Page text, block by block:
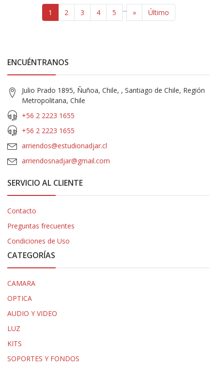
1 2 3 4 5 ... » Último
ENCUÉNTRANOS
Julio Prado 1895, Ñuñoa, Chile, , Santiago de Chile, Región
Metropolitana, Chile
+56 2 2223 1655
+56 2 2223 1655
arriendos@estudionadjar.cl
arriendosnadjar@gmail.com
SERVICIO AL CLIENTE
Contacto
Preguntas frecuentes
Condiciones de Uso
CATEGORÍAS
CAMARA
OPTICA
AUDIO Y VIDEO
LUZ
KITS
SOPORTES Y FONDOS